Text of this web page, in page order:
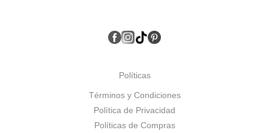
Políticas
Términos y Condiciones
Política de Privacidad
Políticas de Compras